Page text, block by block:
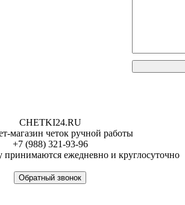
CHETKI24.RU
магазин четок ручной работы
+7 (988) 321-93-96
принимаются ежедневно и круглосуточно
Обратный звонок